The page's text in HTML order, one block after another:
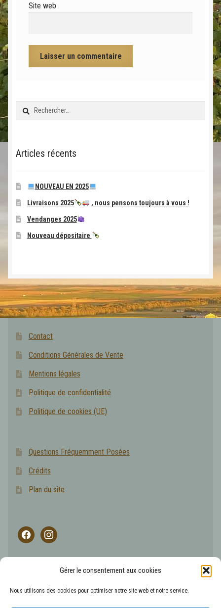
Gérer le consentement aux cookies
Nous utilisons des cookies pour optimiser notre site web et notre service.
Site web
Rechercher :
Articles récents
NOUVEAU EN 2025
Livraisons 2025 , nous pensons toujours à vous !
Vendanges 2025
Nouveau dépositaire
Contact
Conditions Générales de Vente
Mentions légales
Politique de confidentialité
Politique de cookies (UE)
Questions Fréquemment Posées
Crédits
Plan du site
facebookinstagram
L'abus d'alcool est dangereux pour la santé, les boissons